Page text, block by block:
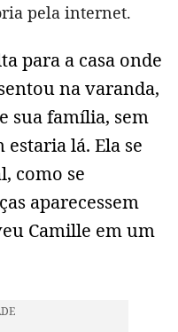
pela internet.
para a casa onde
na varanda,
sua família, sem
lá. Ela se
como se
aparecessem
Camille em um